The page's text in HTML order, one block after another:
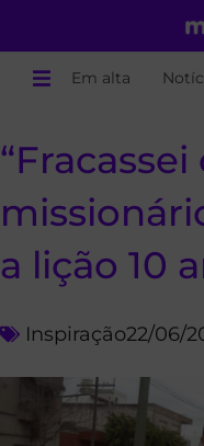
Em alta
a lição 10
Inspiração22/06/